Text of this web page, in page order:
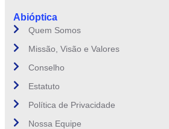
Abióptica
Quem Somos
Missão, Visão e Valores
Conselho
Estatuto
Política de Privacidade
Nossa Equipe